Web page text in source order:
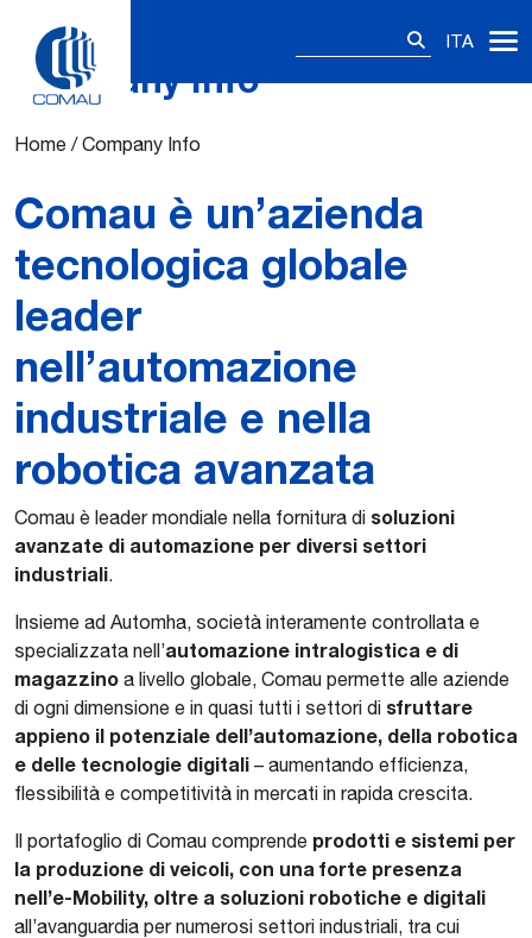
ITA
Company Info
Home /Company Info
Comau è un’azienda
tecnologica globale
leader
nell’automazione
industriale e nella
robotica avanzata
Comau è leader mondiale nella fornitura di soluzioni
avanzate di automazione per diversi settori
industriali.
Insieme ad Automha, società interamente controllata e
specializzata nell’automazione intralogistica e di
magazzino a livello globale, Comau permette alle aziende
di ogni dimensione e in quasi tutti i settori di sfruttare
appieno il potenziale dell’automazione, della robotica
e delle tecnologie digitali – aumentando efficienza,
flessibilità e competitività in mercati in rapida crescita.
Il portafoglio di Comau comprende prodotti e sistemi per
la produzione di veicoli, con una forte presenza
nell’e-Mobility, oltre a soluzioni robotiche e digitali
all’avanguardia per numerosi settori industriali, tra cui